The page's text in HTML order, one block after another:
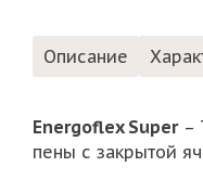
Описание
Energoflex Super–
пены с закрытой